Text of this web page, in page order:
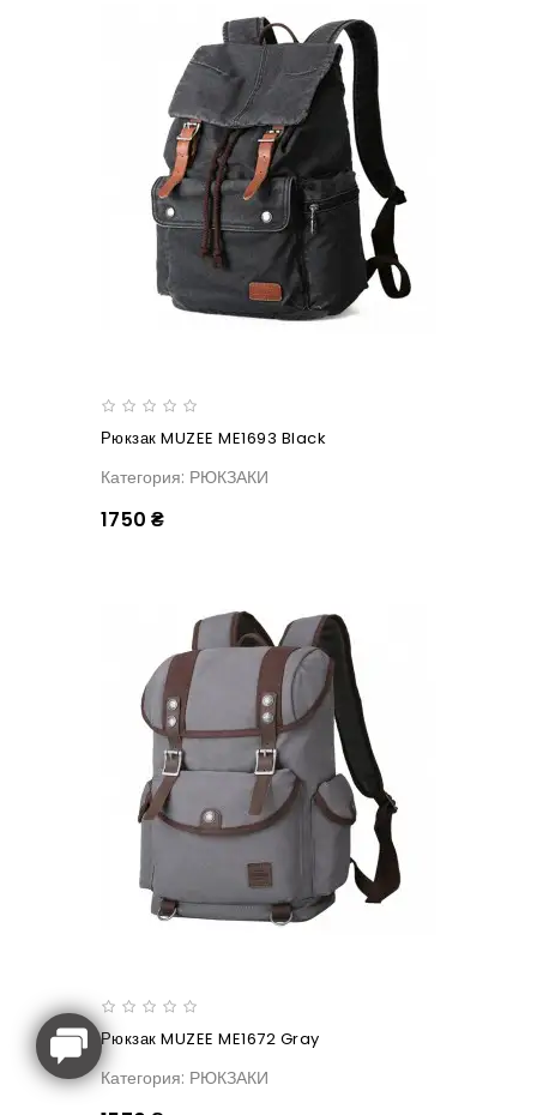
Рюкзак MUZEE ME1693 Black
Категория: РЮКЗАКИ
1750 ₴
Рюкзак MUZEE ME1672 Gray
Категория: РЮКЗАКИ